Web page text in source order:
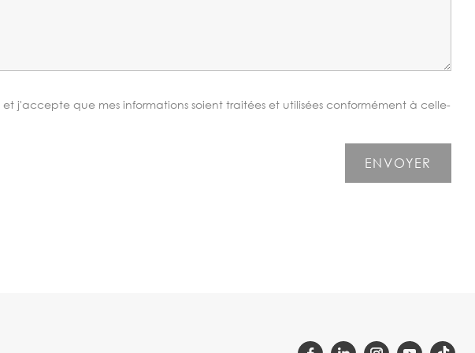
et j'accepte que mes informations soient traitées et utilisées conformément à celle-